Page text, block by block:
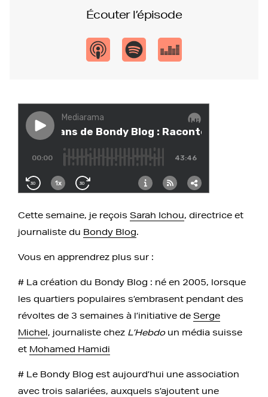
Écouter l’épisode
Cette semaine, je reçois Sarah Ichou, directrice et
journaliste du Bondy Blog.
Vous en apprendrez plus sur :
# La création du Bondy Blog : né en 2005, lorsque
les quartiers populaires s’embrasent pendant des
révoltes de 3 semaines à l’initiative de Serge
Michel, journaliste chez L’Hebdoun média suisse
et Mohamed Hamidi
# Le Bondy Blog est aujourd’hui une association
avec trois salariées, auxquels s’ajoutent une